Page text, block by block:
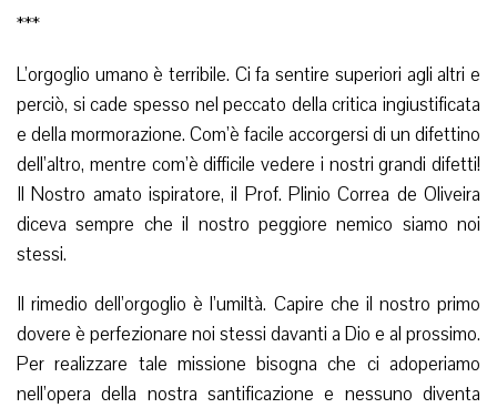
***
L’orgoglio umano è terribile. Ci fa sentire superiori agli altri e
perciò, si cade spesso nel peccato della critica ingiustificata
e della mormorazione. Com’è facile accorgersi di un difettino
dell’altro, mentre com’è difficile vedere i nostri grandi difetti!
Il Nostro amato ispiratore, il Prof. Plinio Correa de Oliveira
diceva sempre che il nostro peggiore nemico siamo noi
stessi.
Il rimedio dell’orgoglio è l’umiltà. Capire che il nostro primo
dovere è perfezionare noi stessi davanti a Dio e al prossimo.
Per realizzare tale missione bisogna che ci adoperiamo
nell’opera della nostra santificazione e nessuno diventa